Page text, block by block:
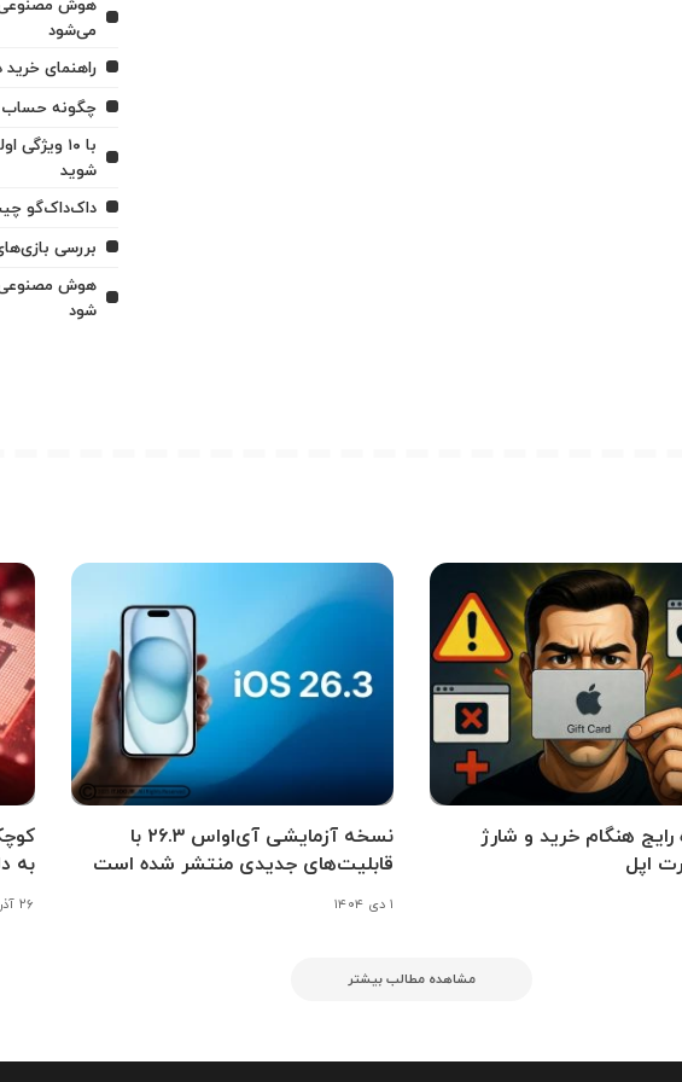
هوش مصنوعی
می‌شود
راهنمای
چگونه حساب
شوید
داک‌داک‌گو
بررسی
هوش مصنوعی
شود
رایج هنگام خرید و شارژ
اپل
نسخه آزمایشی آی‌اواس ۲۶.۳ با
قابلیت‌های جدیدی منتشر شده است
۱ دی ۱۴۰۴
به
۲۶ آذر ۱۴۰۴
مشاهده مطالب بیشتر